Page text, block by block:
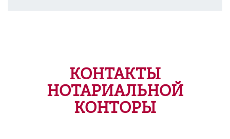
КОНТАКТЫ
НОТАРИАЛЬНОЙ
КОНТОРЫ